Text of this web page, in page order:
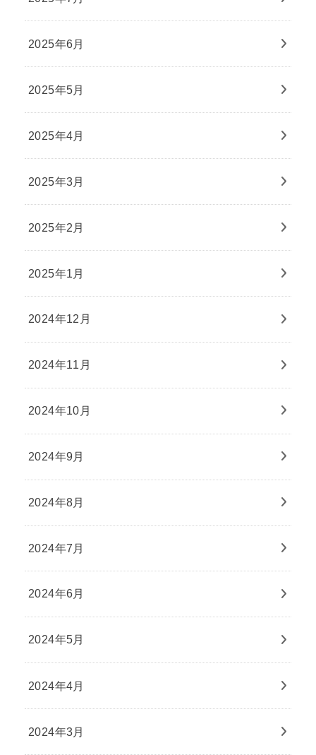
2025年6月
2025年5月
2025年4月
2025年3月
2025年2月
2025年1月
2024年12月
2024年11月
2024年10月
2024年9月
2024年8月
2024年7月
2024年6月
2024年5月
2024年4月
2024年3月